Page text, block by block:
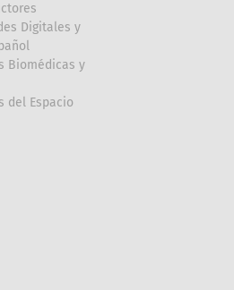
Digitales y
Biomédicas y
del Espacio